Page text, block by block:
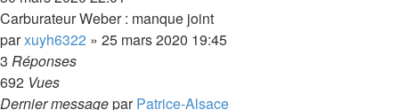
Carburateur Weber : manque joint
parxuyh6322 » 25 mars 2020 19:45
3 Réponses
692 Vues
Dernier messageparPatrice-Alsace